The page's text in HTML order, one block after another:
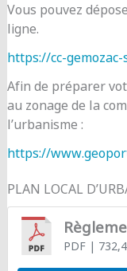
Vous pouvez
ligne.
https://cc-
Afin de préparer
au zonage de la
l’urbanisme :
https://
PLAN LOCAL
PDF|